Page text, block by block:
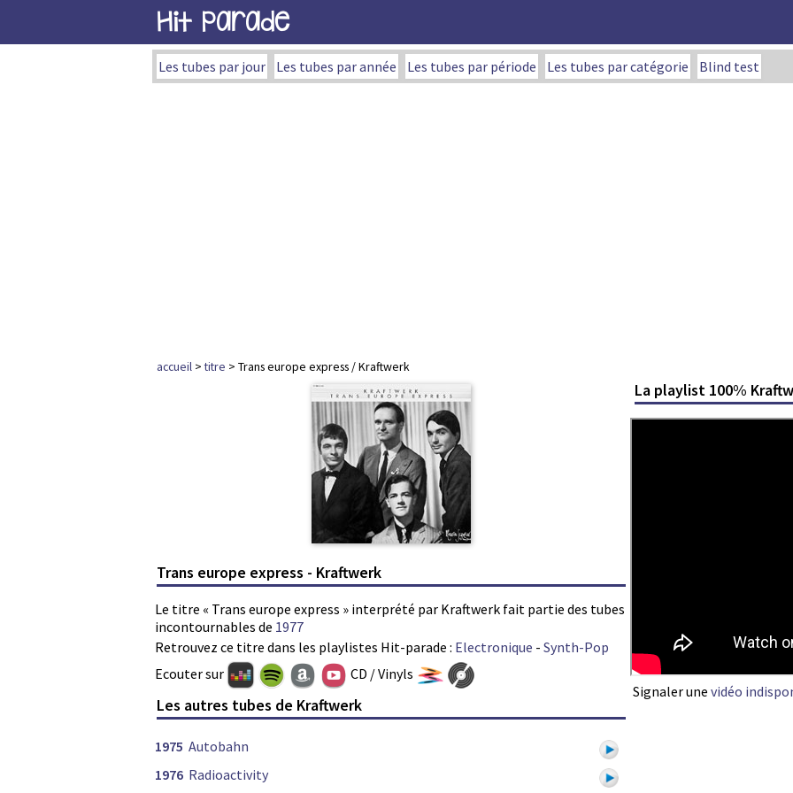
Hit Parade
Les tubes par jour Les tubes par année Les tubes par période Les tubes par catégorie Blind test
accueil >titre > Trans europe express / Kraftwerk
Trans europe express - Kraftwerk
Le titre « Trans europe express » interprété par Kraftwerk fait partie des tubes
incontournables de 1977
Retrouvez ce titre dans les playlistes Hit-parade : Electronique - Synth-Pop
La playlist 100%
Signaler une vidéo
Ecouter sur CD / Vinyls
Les autres tubes de Kraftwerk
1975 Autobahn
1976 Radioactivity